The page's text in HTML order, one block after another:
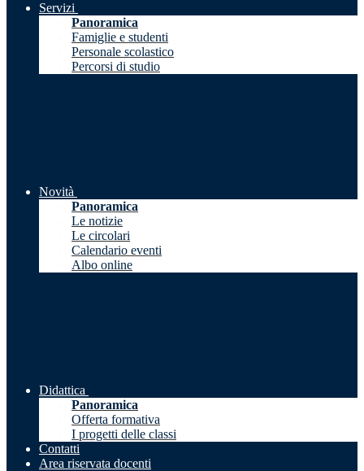
Servizi
Panoramica
Famiglie e studenti
Personale scolastico
Percorsi di studio
Novità
Panoramica
Le notizie
Le circolari
Calendario eventi
Albo online
Didattica
Panoramica
Offerta formativa
I progetti delle classi
Contatti
Area riservata docenti